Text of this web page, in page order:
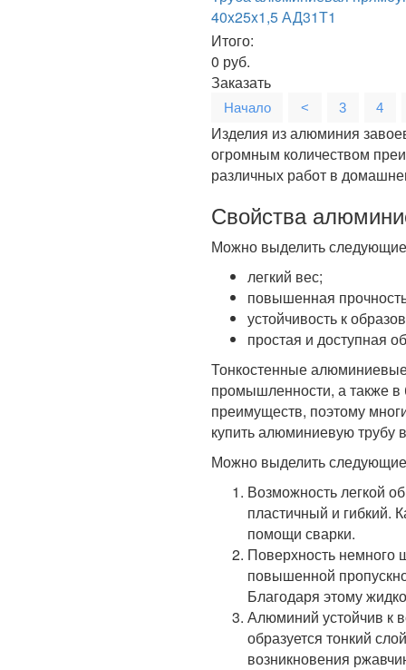
40x25x1,5 АД31Т1
Итого:
0 руб.
Заказать
Начало < 3 4
Изделия из алюминия
огромным количеством
различных работ в
Свойства
Можно выделить следующие
легкий вес;
повышенная
устойчивость к
простая и доступная
Тонкостенные
промышленности, а также
преимуществ, поэтому
купить алюминиевую трубу
Можно выделить следующие
Возможность легкой
пластичный и гибкий.
помощи сварки.
Поверхность немного
повышенной
Благодаря этому
Алюминий устойчив к
образуется тонкий
возникновения